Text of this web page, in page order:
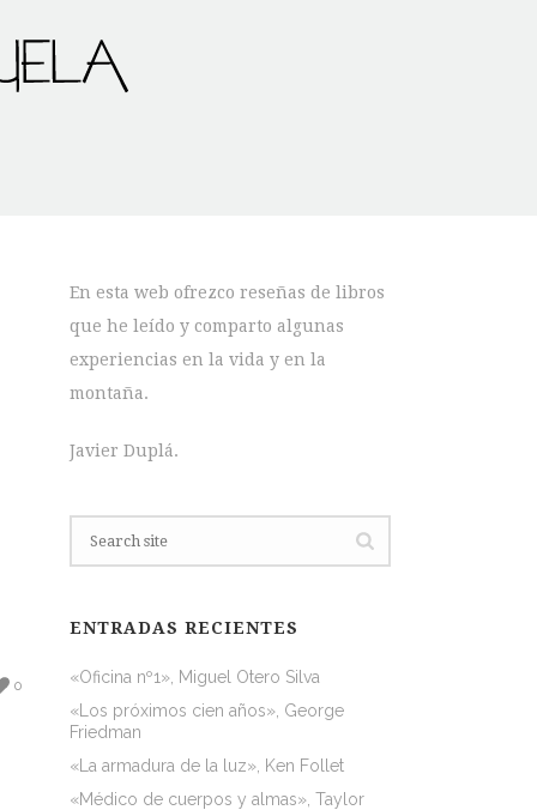
0
En esta web ofrezco reseñas de libros
que he leído y comparto algunas
experiencias en la vida y en la
montaña.
Javier Duplá.
ENTRADAS RECIENTES
«Oficina nº1», Miguel Otero Silva
«Los próximos cien años», George
Friedman
«La armadura de la luz», Ken Follet
«Médico de cuerpos y almas», Taylor